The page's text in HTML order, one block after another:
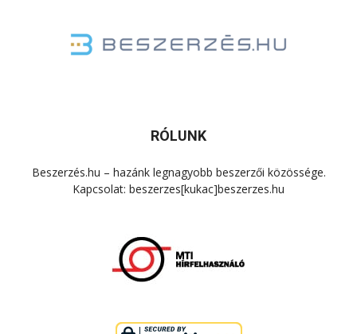
RÓLUNK
Beszerzés.hu – hazánk legnagyobb beszerzői közössége.
Kapcsolat: beszerzes[kukac]beszerzes.hu